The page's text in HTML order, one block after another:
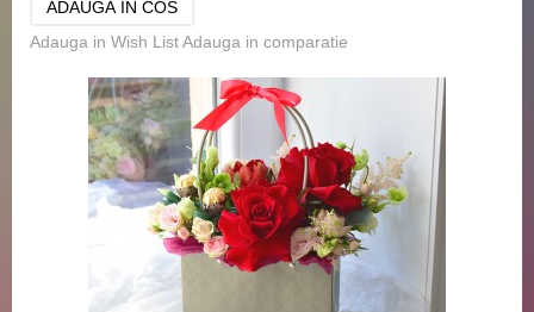
Adauga in Wish ListAdauga in comparatie